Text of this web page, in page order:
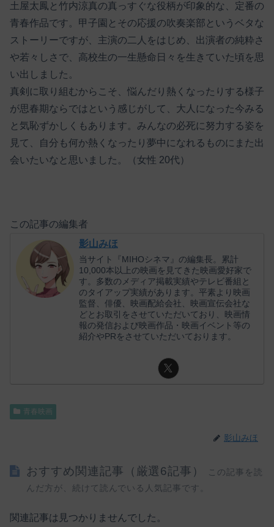
土屋太鳳と竹内涼真の真っすぐな役柄が印象的な、定番の
青春作品です。甲子園とその応援の吹奏楽部というベタな
ストーリーですが、主演の二人をはじめ、出演者の純粋さ
や若々しさで、高校生の一生懸命日々を生きていた頃を思
い出しました。
真剣に取り組むからこそ、悩んだり熱くなったりする様子
が思春期ならではという感じがして、大人になった今みる
と気恥ずかしくもあります。みんなの必死に努力する姿を
見て、自分も何か熱くなったり夢中になれるものにまた出
会いたいなと思いました。（女性 20代）
この記事の編集者
影山みほ
当サイト『MIHOシネマ』の編集長。累計
10,000本以上の映画を見てきた映画愛好家で
す。多数のメディア掲載実績やテレビ番組と
のタイアップ実績があります。平素より映画
監督、俳優、映画配給会社、映画宣伝会社な
どとお取引をさせていただいており、映画情
報の発信および映画作品・映画イベント等の
紹介やPRをさせていただいております。
青春映画
影山みほ
おすすめ関連記事（厳選6記事）
この記事を読
んだ方が、続けて読んでいる人気記事です。
関連記事は見つかりませんでした。